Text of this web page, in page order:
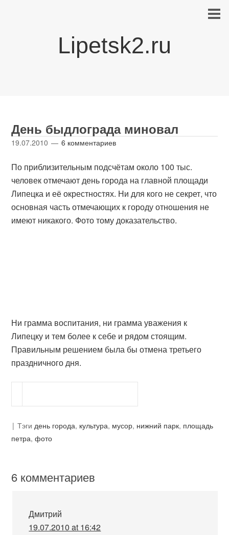
Lipetsk2.ru
День быдлограда миновал
19.07.2010 6 комментариев
По приблизительным подсчётам около 100 тыс.
человек отмечают день города на главной площади
Липецка и её окрестностях. Ни для кого не секрет, что
основная часть отмечающих к городу отношения не
имеют никакого. Фото тому доказательство.
Ни грамма воспитания, ни грамма уважения к
Липецку и тем более к себе и рядом стоящим.
Правильным решением была бы отмена третьего
праздничного дня.
Тэгидень города, культура, мусор, нижний парк, площадь
петра,фото
6 комментариев
Дмитрий
19.07.2010 at 16:42